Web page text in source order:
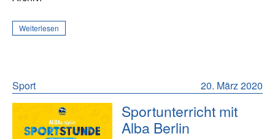
Weiterlesen
20. März 2020
Sport
Sportunterricht mit
Alba Berlin